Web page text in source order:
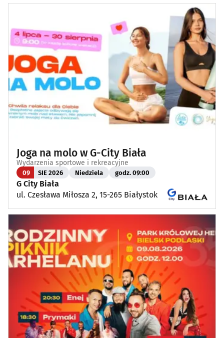
Joga na molo w G-City Biała
Wydarzenia sportowe i rekreacyjne
09 SIE 2026 Niedziela godz. 09:00
G City Biała
ul. Czesława Miłosza 2, 15-265 Białystok